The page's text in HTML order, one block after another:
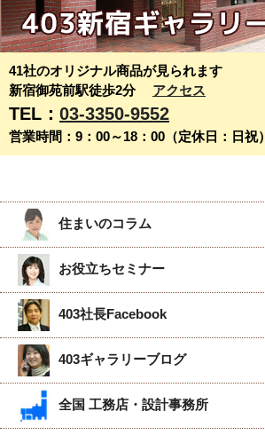
41社のオリジナル商品が見られます
新宿御苑前駅徒歩2分 アクセス
TEL： 03-3350-9552
営業時間：9：00～18：00（定休日：日祝）
住まいのコラム
お役立ちセミナー
403社長Facebook
403ギャラリーブログ
全国 工務店・設計事務所